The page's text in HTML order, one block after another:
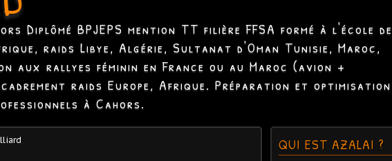
Diplômé BPJEPS mention TT filière FFSA formé à l'école de
raids Libye, Algérie, Sultanat d'Oman Tunisie, Maroc,
aux rallyes féminin en France ou au Maroc (avion +
raids Europe, Afrique. Préparation et optimisation
à Cahors.
QUI EST AZALAI ?